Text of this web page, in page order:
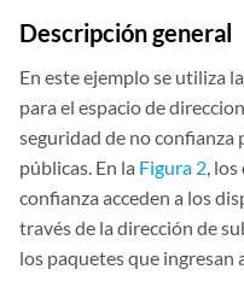
Descripción general
En este ejemplo se utiliza
para el espacio de
seguridad de no confianza
públicas. En la Figura 2,
confianza acceden a los
través de la dirección de
los paquetes que